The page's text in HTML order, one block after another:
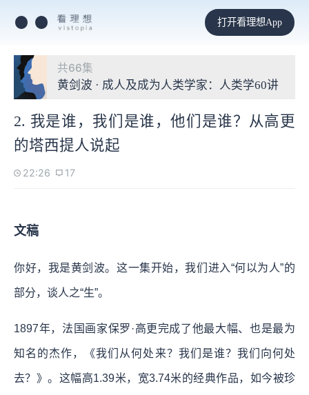
打开看理想App
共66集
黄剑波 · 成人及成为人类学家：人类学60讲
2. 我是谁，我们是谁，他们是谁？从高更
的塔西提人说起
22:26 17
文稿
你好，我是黄剑波。这一集开始，我们进入“何以为人”的
部分，谈人之“生”。
1897年，法国画家保罗·高更完成了他最大幅、也是最为
知名的杰作，《我们从何处来？我们是谁？我们向何处
去？》。这幅高1.39米，宽3.74米的经典作品，如今被珍